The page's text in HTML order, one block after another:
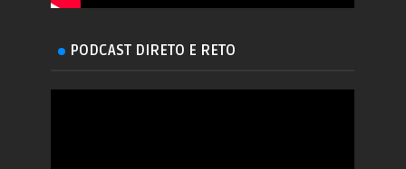
PODCAST DIRETO E RETO